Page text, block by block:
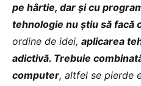
pe hârtie, dar și cu
tehnologie nu știu să facă
ordine de idei, aplicarea
adictivă. Trebuie
computer, altfel se pierde